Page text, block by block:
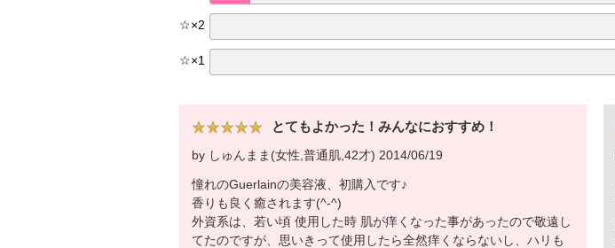
☆×2
☆×1
とてもよかった！みんなにおすすめ！
by しゅんまま(女性,普通肌,42才) 2014/06/19
憧れのGuerlainの美容液、初購入です♪
香りも良く癒されます(^-^)
外資系は、若い頃 使用した時 肌が痒くなった事があったので敬遠し
てたのですが、思いきって使用したら全然痒くならないし、ハリも